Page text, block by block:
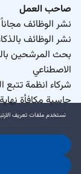
صاحب العمل
نشر الوظائف مجاناً
نشر الوظائف
بحث المرشحين
الاصطناعي
شركاء انظمة تتبع
حاسبة مكافأة
نستخدم ملفات تعريف